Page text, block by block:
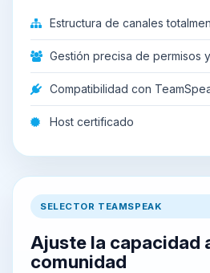
Estructura de canales
Gestión precisa de permisos
Compatibilidad con
Host certificado
SELECTOR TEAMSPEAK
Ajuste la capacidad
comunidad